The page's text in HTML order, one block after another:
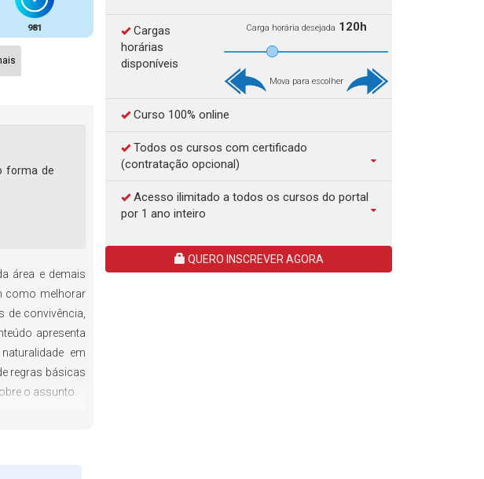
981
forma de
área e demais
como melhorar
de convivência,
apresenta
em
regras básicas
o assunto.
Cargas
horárias
disponíveis
Carga horária desejada 120h
Mova para escolher
Curso 100% online
Todos os cursos com certificado
(contratação opcional)
Acesso ilimitado a todos os cursos do portal
por 1 ano inteiro
QUERO INSCREVER AGORA